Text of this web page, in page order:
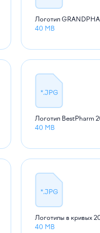
Логотип
40 MB
*.JPG
Логотип BestPharm
40 MB
*.JPG
Логотипы в кривых
40 MB